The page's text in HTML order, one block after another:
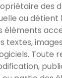
des
ou détient
éléments
textes,
Toute